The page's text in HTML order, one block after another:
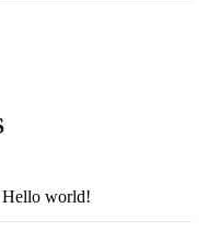
Hello world!